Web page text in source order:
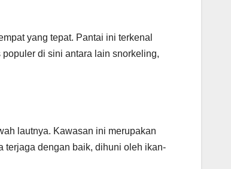
yang tepat. Pantai ini terkenal
di sini antara lain snorkeling,
lautnya. Kawasan ini merupakan
terjaga dengan baik, dihuni oleh ikan-